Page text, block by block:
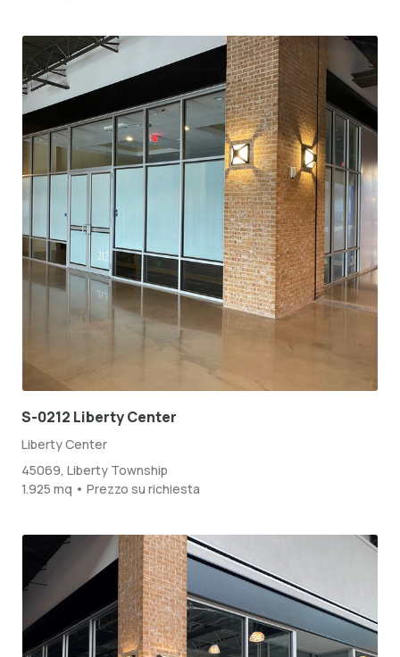
S-0212 Liberty Center
Liberty Center
45069, Liberty Township
1.925 mq • Prezzo su richiesta